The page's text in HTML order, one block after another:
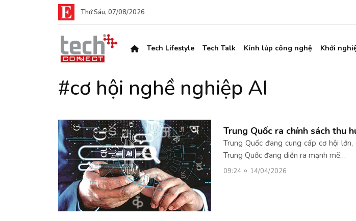
Thứ Sáu, 07/08/2026
Tech Lifestyle Tech Talk Kính lúp công nghệ Khởi
#cơ hội nghề nghiệp AI
Trung Quốc ra chính sách thu
Trung Quốc đang cung cấp cơ hội
Trung Quốc đang diễn ra mạnh mẽ…
09:24 14/04/2026